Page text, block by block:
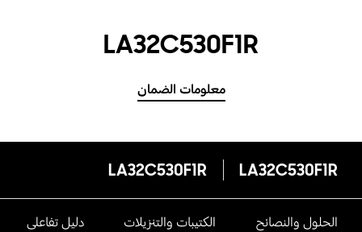
LA32C530F1R
معلومات الضمان
LA32C530F1R
LA32C530F1R
الحلول والنصائح الكتيبات والتنزيلات دليل تفاعلى